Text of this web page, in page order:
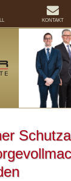
KONTAKT